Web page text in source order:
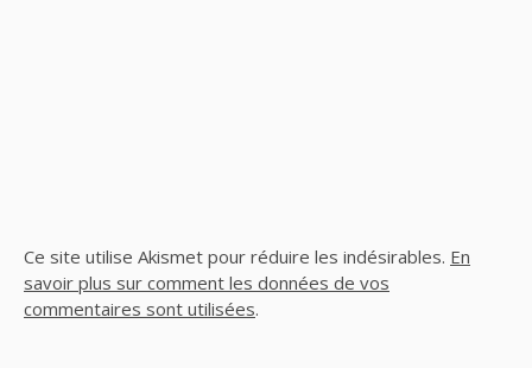
Ce site utilise Akismet pour réduire les indésirables. En
savoir plus sur comment les données de vos
commentaires sont utilisées.